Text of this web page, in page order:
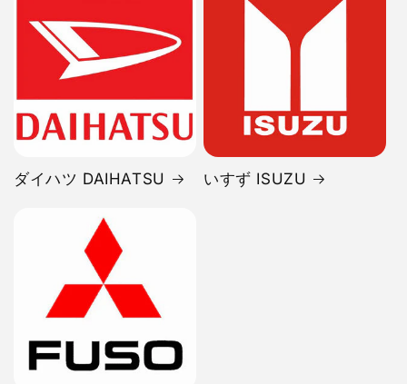
ダイハツ DAIHATSU いすず ISUZU